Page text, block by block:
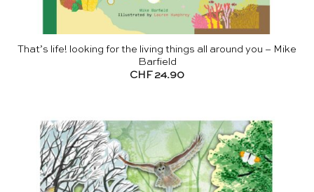
That’s life! looking for the living things all around you – Mike
Barfield
CHF 24.90